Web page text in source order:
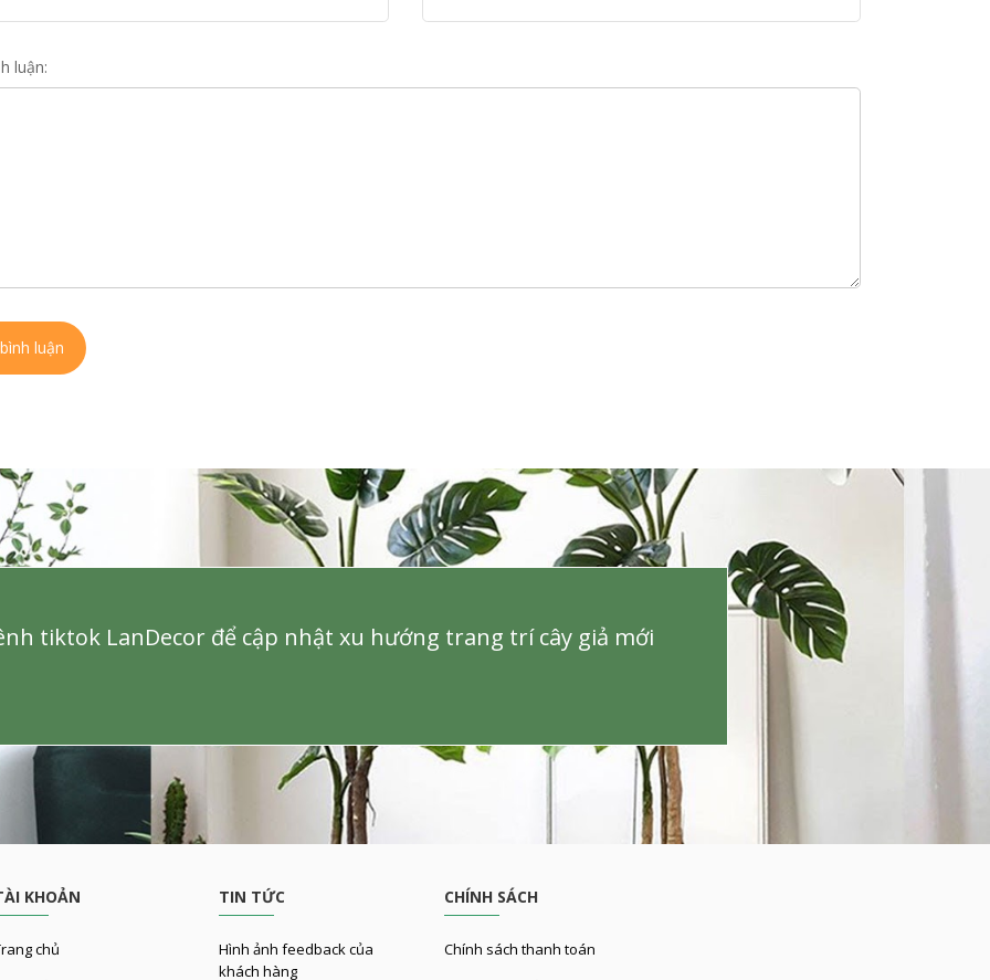
luận:
luận
tiktok LanDecor để cập nhật xu hướng trang trí cây giả mới
KHOẢN
chủ
TIN TỨC
Hình ảnh feedback của
khách hàng
CHÍNH SÁCH
Chính sách thanh toán